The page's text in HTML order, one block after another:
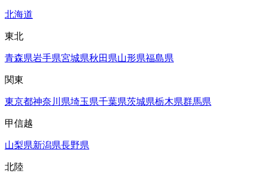
北海道
東北
青森県岩手県宮城県秋田県山形県福島県
関東
東京都神奈川県埼玉県千葉県茨城県栃木県群馬県
甲信越
山梨県新潟県長野県
北陸